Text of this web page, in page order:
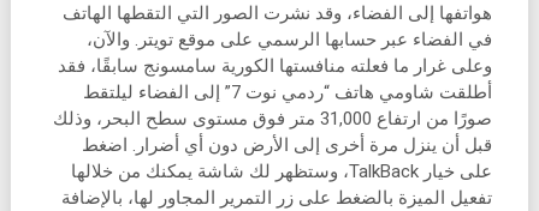
هواتفها إلى الفضاء، وقد نشرت الصور التي التقطها الهاتف
في الفضاء عبر حسابها الرسمي على موقع تويتر. والآن،
وعلى غرار ما فعلته منافستها الكورية سامسونج سابقًا، فقد
أطلقت شاومي هاتف “ردمي نوت 7” إلى الفضاء ليلتقط
صورًا من ارتفاع 31,000 متر فوق مستوى سطح البحر، وذلك
قبل أن ينزل مرة أخرى إلى الأرض دون أي أضرار. اضغط
على خيار TalkBack، وستظهر لك شاشة يمكنك من خلالها
تفعيل الميزة بالضغط على زر التمرير المجاور لها، بالإضافة